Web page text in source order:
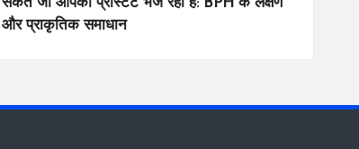
और प्राकृतिक समाधान